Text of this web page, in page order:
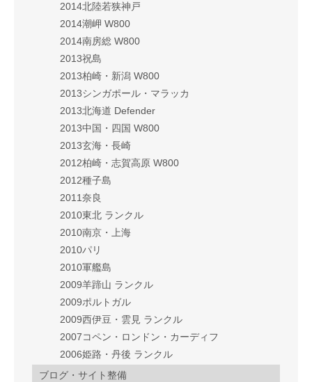
2014北陸若狭神戸
2014潮岬 W800
2014南房総 W800
2013祝島
2013柏崎・新潟 W800
2013シンガポール・マラッカ
2013北海道 Defender
2013中国・四国 W800
2013玄海・長崎
2012柏崎・志賀高原 W800
2012種子島
2011奈良
2010東北 ランクル
2010南京・上海
2010パリ
2010軍艦島
2009羊蹄山 ランクル
2009ポルトガル
2009西伊豆・雲見 ランクル
2007コペン・ロンドン・カーディフ
2006姫路・丹後 ランクル
ブログ・サイト整備